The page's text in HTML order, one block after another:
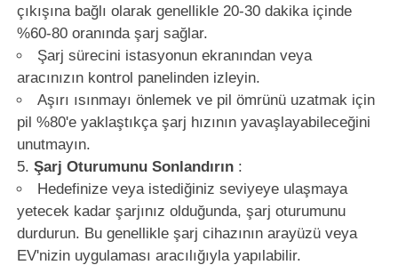
çıkışına bağlı olarak genellikle 20-30 dakika içinde
%60-80 oranında şarj sağlar.
Şarj sürecini istasyonun ekranından veya
aracınızın kontrol panelinden izleyin.
Aşırı ısınmayı önlemek ve pil ömrünü uzatmak için
pil %80'e yaklaştıkça şarj hızının yavaşlayabileceğini
unutmayın.
Şarj Oturumunu Sonlandırın:
Hedefinize veya istediğiniz seviyeye ulaşmaya
yetecek kadar şarjınız olduğunda, şarj oturumunu
durdurun. Bu genellikle şarj cihazının arayüzü veya
EV'nizin uygulaması aracılığıyla yapılabilir.